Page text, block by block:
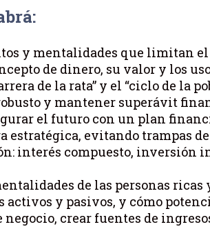
y mentalidades que limitan
de dinero, su valor y los
de la rata” y el “ciclo de la
y mantener superávit
el futuro con un plan
estratégica, evitando trampas
interés compuesto, inversión
de las personas
y pasivos, y cómo
negocio, crear fuentes de